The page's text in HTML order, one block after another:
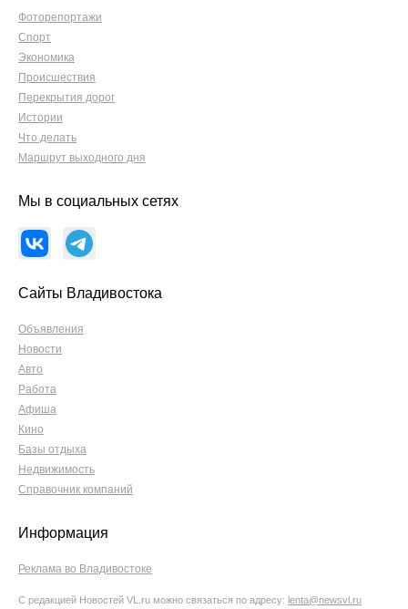
Фоторепортажи
Спорт
Экономика
Происшествия
Перекрытия дорог
Истории
Что делать
Маршрут выходного дня
Мы в социальных сетях
Сайты Владивостока
Объявления
Новости
Авто
Работа
Афиша
Кино
Базы отдыха
Недвижимость
Справочник компаний
Информация
Реклама во Владивостоке
С редакцией Новостей VL.ru можно связаться по адресу: lenta@newsvl.ru